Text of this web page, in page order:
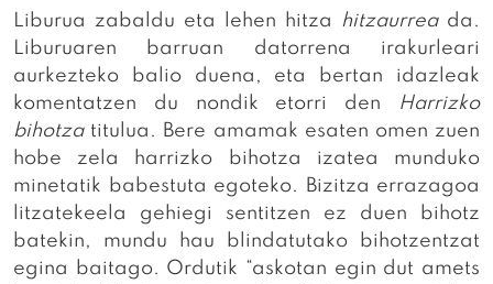
Liburua zabaldu eta lehen hitza hitzaurreada.
Liburuaren barruan datorrena irakurleari
aurkezteko balio duena, eta bertan idazleak
komentatzen du nondik etorri den
Harrizko
bihotzatitulua. Bere amamak esaten omen zuen
hobe zela harrizko bihotza izatea munduko
minetatik babestuta egoteko. Bizitza errazagoa
litzatekeela gehiegi sentitzen ez duen bihotz
batekin, mundu hau blindatutako bihotzentzat
egina baitago. Ordutik “askotan egin dut amets